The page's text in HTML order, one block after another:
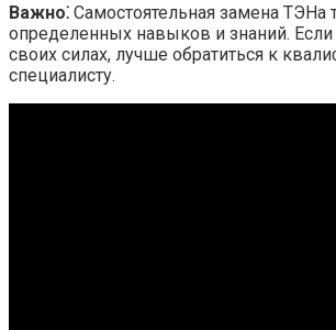
Важно⁚ Самостоятельная замена ТЭНа
определенных навыков и знаний.
своих силах, лучше обратиться к
специалисту.